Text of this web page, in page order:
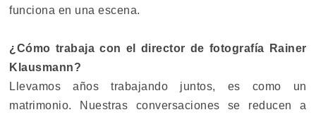
funciona en una escena.
¿Cómo trabaja con el director de fotografía Rainer
Klausmann?
Llevamos años trabajando juntos, es como un
matrimonio. Nuestras conversaciones se reducen a